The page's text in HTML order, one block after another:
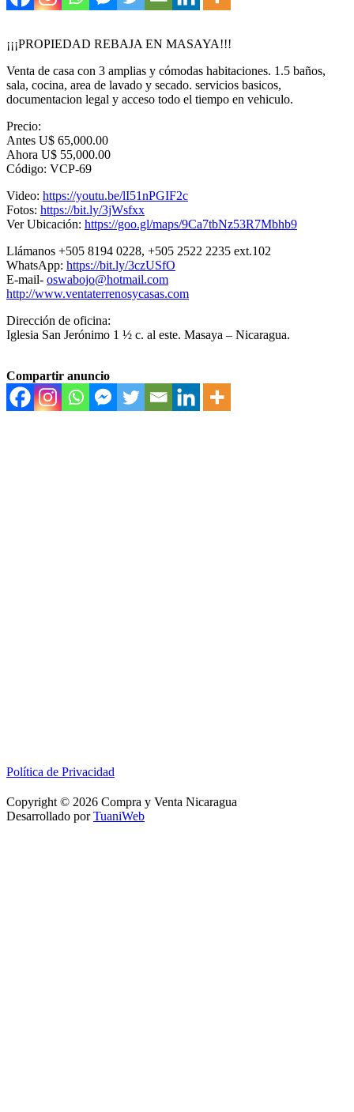
¡¡¡PROPIEDAD REBAJA EN MASAYA!!!
Venta de casa con 3 amplias y cómodas habitaciones. 1.5 baños,
sala, cocina, area de lavado y secado. servicios basicos,
documentacion legal y acceso todo el tiempo en vehiculo.
Precio:
Antes U$ 65,000.00
Ahora U$ 55,000.00
Código: VCP-69
Video: https://youtu.be/lI51nPGIF2c
Fotos: https://bit.ly/3jWsfxx
Ver Ubicación: https://goo.gl/maps/9Ca7tbNz53R7Mbhb9
Llámanos +505 8194 0228, +505 2522 2235 ext.102
WhatsApp: https://bit.ly/3czUSfO
E-mail- oswabojo@hotmail.com
http://www.ventaterrenosycasas.com
Dirección de oficina:
Iglesia San Jerónimo 1 ½ c. al este. Masaya – Nicaragua.
Compartir anuncio
Política de Privacidad
Copyright © 2026 Compra y Venta Nicaragua
Desarrollado porTuaniWeb